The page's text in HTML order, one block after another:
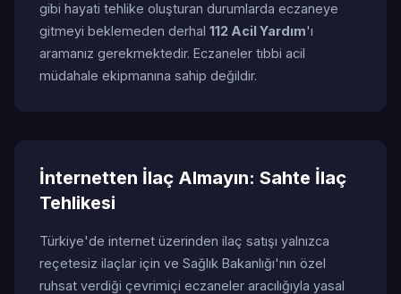
gibi hayati tehlike oluşturan durumlarda eczaneye
gitmeyi beklemeden derhal 112 Acil Yardım'ı
aramanız gerekmektedir. Eczaneler tıbbi acil
müdahale ekipmanına sahip değildir.
İnternetten İlaç Almayın: Sahte İlaç
Tehlikesi
Türkiye'de internet üzerinden ilaç satışı yalnızca
reçetesiz ilaçlar için ve Sağlık Bakanlığı'nın özel
ruhsat verdiği çevrimiçi eczaneler aracılığıyla yasal